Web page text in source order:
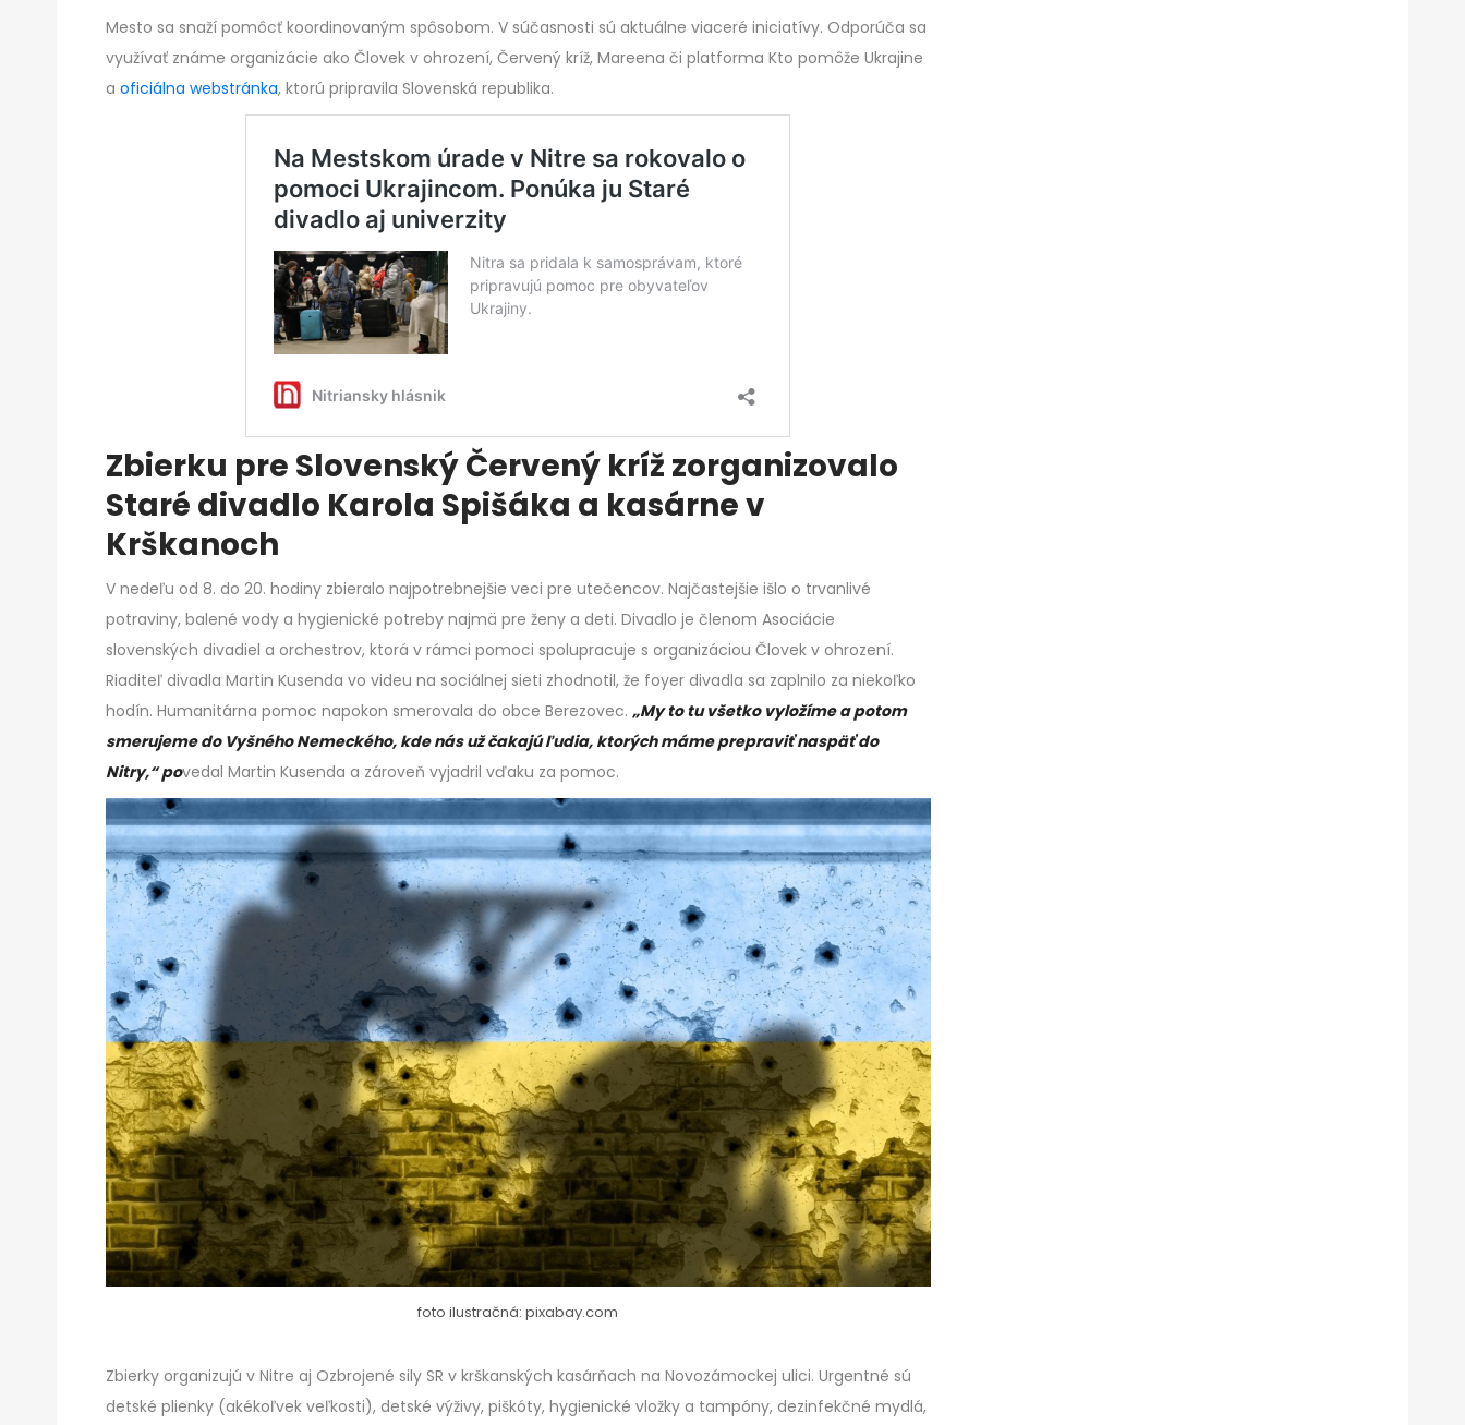
Mesto sa snaží pomôcť koordinovaným spôsobom. V súčasnosti sú aktuálne viaceré iniciatívy. Odporúča sa
využívať známe organizácie ako Človek v ohrození, Červený kríž, Mareena či platforma Kto pomôže Ukrajine
a oficiálna webstránka, ktorú pripravila Slovenská republika.
Zbierku pre Slovenský Červený kríž zorganizovalo
Staré divadlo Karola Spišáka a kasárne v
Krškanoch
V nedeľu od 8. do 20. hodiny zbieralo najpotrebnejšie veci pre utečencov. Najčastejšie išlo o trvanlivé
potraviny, balené vody a hygienické potreby najmä pre ženy a deti. Divadlo je členom Asociácie
slovenských divadiel a orchestrov, ktorá v rámci pomoci spolupracuje s organizáciou Človek v ohrození.
Riaditeľ divadla Martin Kusenda vo videu na sociálnej sieti zhodnotil, že foyer divadla sa zaplnilo za niekoľko
hodín. Humanitárna pomoc napokon smerovala do obce Berezovec. „My to tu všetko vyložíme a potom
smerujeme do Vyšného Nemeckého, kde nás už čakajú ľudia, ktorých máme prepraviť naspäť do
Nitry,“ povedal Martin Kusenda a zároveň vyjadril vďaku za pomoc.
foto ilustračná: pixabay.com
Zbierky organizujú v Nitre aj Ozbrojené sily SR v krškanských kasárňach na Novozámockej ulici. Urgentné sú
detské plienky (akékoľvek veľkosti), detské výživy, piškóty, hygienické vložky a tampóny, dezinfekčné mydlá,